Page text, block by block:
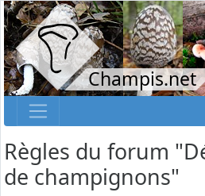
Champis.net
Règles du forum
de champignons"